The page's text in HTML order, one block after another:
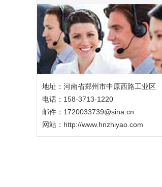
地址：河南省郑州市中原西路工业区
电话：158-3713-1220
邮件：1720033739@sina.cn
网站： http://www.hnzhiyao.com